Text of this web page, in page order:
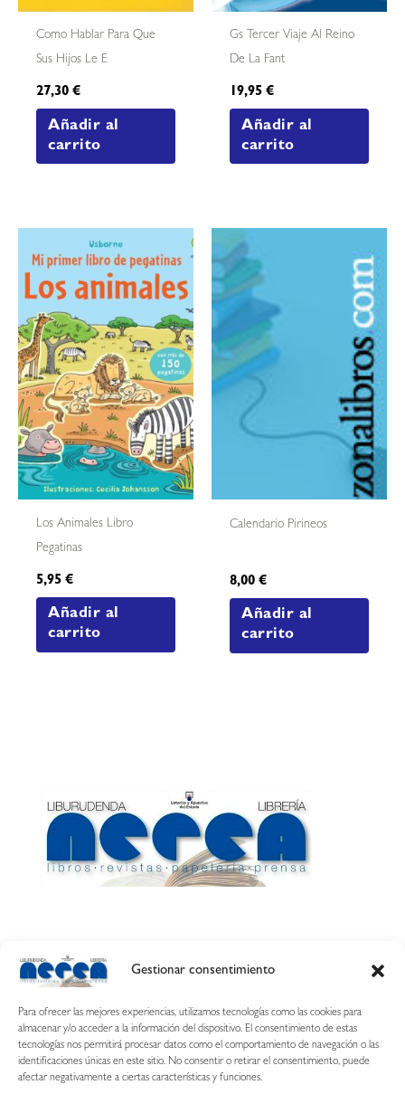
Gestionar consentimiento
Para ofrecer las mejores experiencias, utilizamos tecnologías como las cookies para
almacenar y/o acceder a la información del dispositivo. El consentimiento de estas
tecnologías nos permitirá procesar datos como el comportamiento de navegación o las
identificaciones únicas en este sitio. No consentir o retirar el consentimiento, puede
afectar negativamente a ciertas características y funciones.
Como Hablar Para Que
Sus Hijos Le E
27,30€
Añadir al
carrito
Gs Tercer Viaje Al Reino
De La Fant
19,95€
Añadir al
carrito
Los Animales Libro
Pegatinas
5,95€
Añadir al
carrito
Calendario Pirineos
8,00€
Añadir al
carrito
Calle Esquíroz, 27
687 54 31 70
nerearetamonge@gmail.com